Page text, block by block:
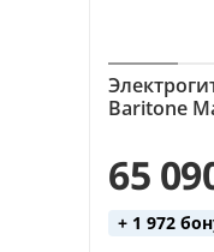
Baritone
65
+ 1 972